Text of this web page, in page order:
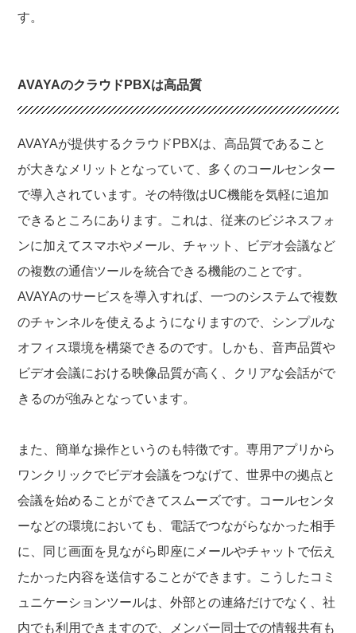
す。
AVAYAのクラウドPBXは高品質
AVAYAが提供するクラウドPBXは、高品質であること
が大きなメリットとなっていて、多くのコールセンター
で導入されています。その特徴はUC機能を気軽に追加
できるところにあります。これは、従来のビジネスフォ
ンに加えてスマホやメール、チャット、ビデオ会議など
の複数の通信ツールを統合できる機能のことです。
AVAYAのサービスを導入すれば、一つのシステムで複数
のチャンネルを使えるようになりますので、シンプルな
オフィス環境を構築できるのです。しかも、音声品質や
ビデオ会議における映像品質が高く、クリアな会話がで
きるのが強みとなっています。
また、簡単な操作というのも特徴です。専用アプリから
ワンクリックでビデオ会議をつなげて、世界中の拠点と
会議を始めることができてスムーズです。コールセンタ
ーなどの環境においても、電話でつながらなかった相手
に、同じ画面を見ながら即座にメールやチャットで伝え
たかった内容を送信することができます。こうしたコミ
ュニケーションツールは、外部との連絡だけでなく、社
内でも利用できますので、メンバー同士での情報共有も